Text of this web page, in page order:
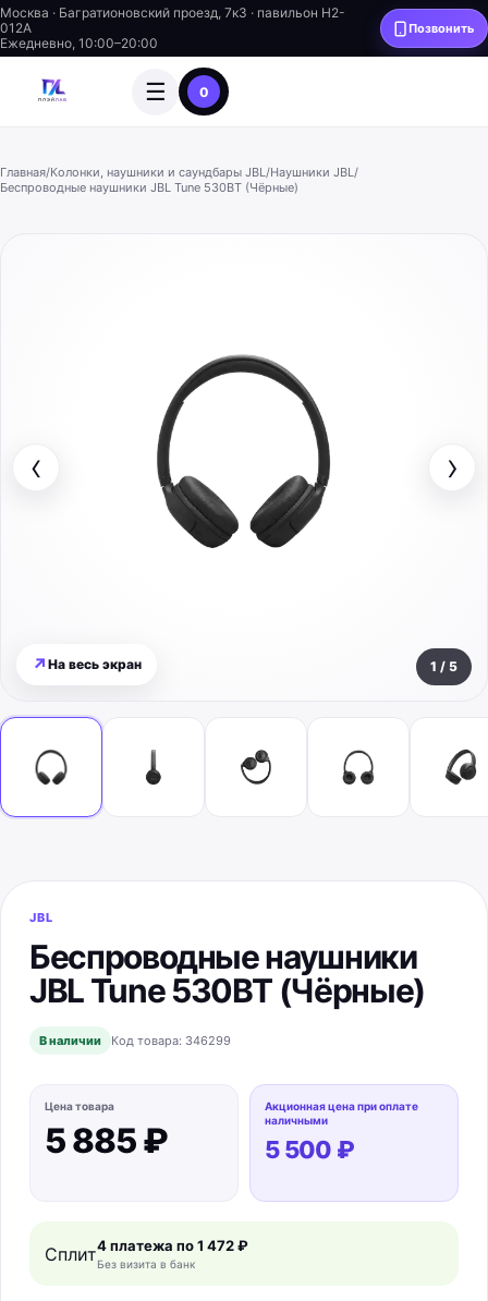
Москва · Багратионовский проезд, 7к3 · павильон H2-
012A
Ежедневно, 10:00–20:00
Позвонить
☰ 0
Главная/Колонки, наушники и саундбары JBL/Наушники JBL/
Беспроводные наушники JBL Tune 530BT (Чёрные)
↗ На весь экран
‹ ›
1 / 5
JBL
Беспроводные наушники
JBL Tune 530BT (Чёрные)
В наличии Код товара: 346299
Цена товара
5 885 ₽
Акционная цена при оплате
наличными
5 500 ₽
Сплит4 платежа по1 472 ₽
Без визита в банк